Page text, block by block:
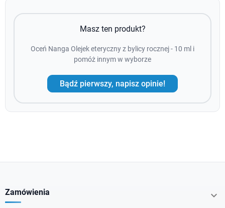
Masz ten produkt?
Oceń Nanga Olejek eteryczny z bylicy rocznej - 10 ml i
pomóż innym w wyborze
Bądź pierwszy, napisz opinie!
Zamówienia 